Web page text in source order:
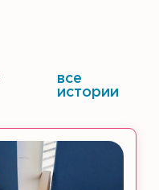
все
истории